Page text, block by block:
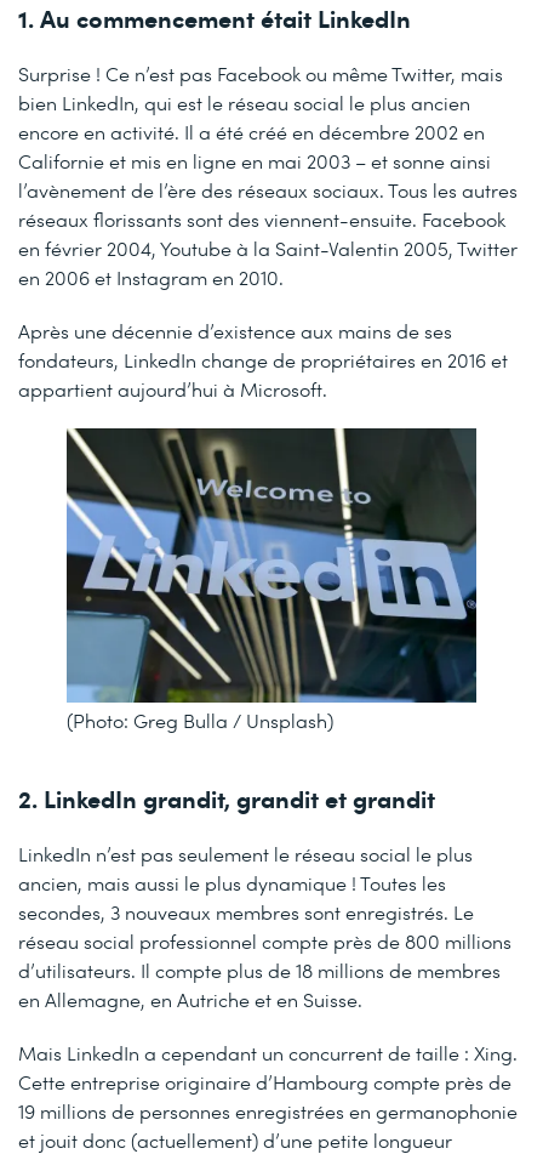
1. Au commencement était LinkedIn
Surprise ! Ce n’est pas Facebook ou même Twitter, mais
bien LinkedIn, qui est le réseau social le plus ancien
encore en activité. Il a été créé en décembre 2002 en
Californie et mis en ligne en mai 2003 – et sonne ainsi
l’avènement de l’ère des réseaux sociaux. Tous les autres
réseaux florissants sont des viennent-ensuite. Facebook
en février 2004, Youtube à la Saint-Valentin 2005, Twitter
en 2006 et Instagram en 2010.
Après une décennie d’existence aux mains de ses
fondateurs, LinkedIn change de propriétaires en 2016 et
appartient aujourd’hui à Microsoft.
(Photo: Greg Bulla / Unsplash)
2. LinkedIn grandit, grandit et grandit
LinkedIn n’est pas seulement le réseau social le plus
ancien, mais aussi le plus dynamique ! Toutes les
secondes, 3 nouveaux membres sont enregistrés. Le
réseau social professionnel compte près de 800 millions
d’utilisateurs. Il compte plus de 18 millions de membres
en Allemagne, en Autriche et en Suisse.
Mais LinkedIn a cependant un concurrent de taille : Xing.
Cette entreprise originaire d’Hambourg compte près de
19 millions de personnes enregistrées en germanophonie
et jouit donc (actuellement) d’une petite longueur